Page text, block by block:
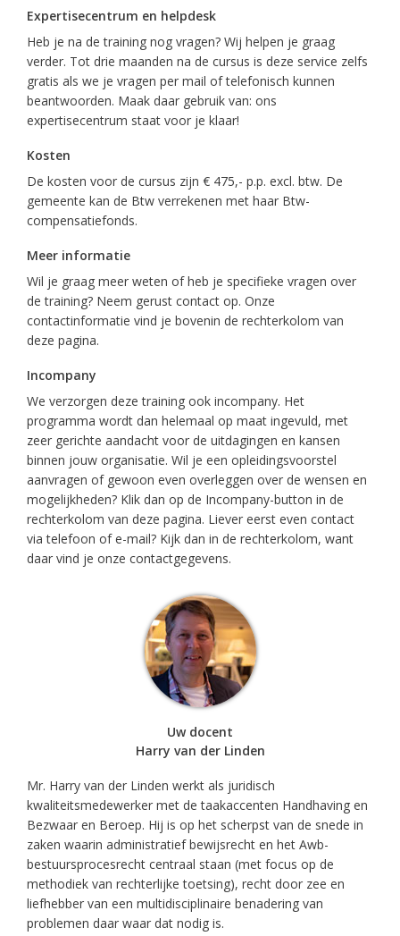
Expertisecentrum en helpdesk
Heb je na de training nog vragen? Wij helpen je graag
verder. Tot drie maanden na de cursus is deze service zelfs
gratis als we je vragen per mail of telefonisch kunnen
beantwoorden. Maak daar gebruik van: ons
expertisecentrum staat voor je klaar!
Kosten
De kosten voor de cursus zijn € 475,- p.p. excl. btw. De
gemeente kan de Btw verrekenen met haar Btw-
compensatiefonds.
Meer informatie
Wil je graag meer weten of heb je specifieke vragen over
de training? Neem gerust contact op. Onze
contactinformatie vind je bovenin de rechterkolom van
deze pagina.
Incompany
We verzorgen deze training ook incompany. Het
programma wordt dan helemaal op maat ingevuld, met
zeer gerichte aandacht voor de uitdagingen en kansen
binnen jouw organisatie. Wil je een opleidingsvoorstel
aanvragen of gewoon even overleggen over de wensen en
mogelijkheden? Klik dan op de Incompany-button in de
rechterkolom van deze pagina. Liever eerst even contact
via telefoon of e-mail? Kijk dan in de rechterkolom, want
daar vind je onze contactgegevens.
Uw docent
Harry van der Linden
Mr. Harry van der Linden werkt als juridisch
kwaliteitsmedewerker met de taakaccenten Handhaving en
Bezwaar en Beroep. Hij is op het scherpst van de snede in
zaken waarin administratief bewijsrecht en het Awb-
bestuursprocesrecht centraal staan (met focus op de
methodiek van rechterlijke toetsing), recht door zee en
liefhebber van een multidisciplinaire benadering van
problemen daar waar dat nodig is.